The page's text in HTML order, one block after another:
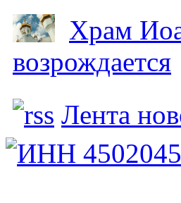
Храм
возрождается
Лента